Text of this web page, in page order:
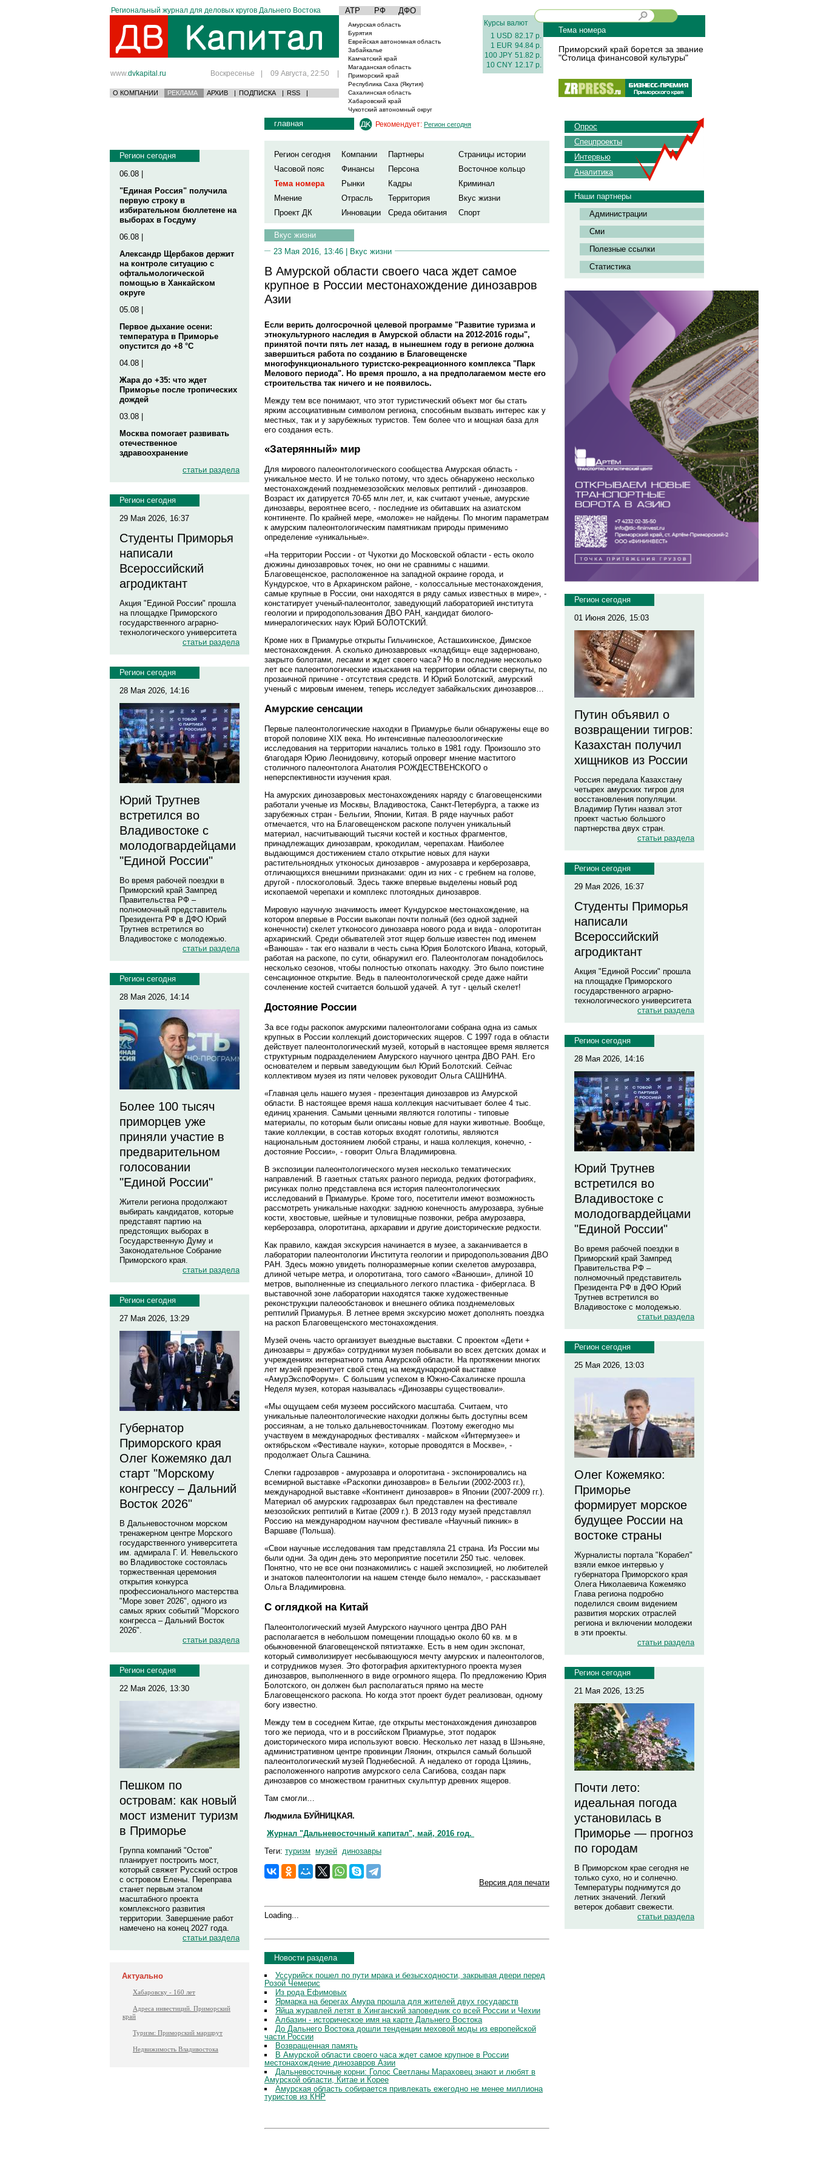
Региональный журнал для деловых кругов Дальнего Востока АТР РФ ДФО
www.dvkapital.ru Воскресенье | 09 Августа, 22:50 |
О КОМПАНИИ РЕКЛАМА АРХИВ | ПОДПИСКА | RSS |
Амурская область
Бурятия
Еврейская автономная область
Забайкалье
Камчатский край
Магаданская область
Приморский край
Республика Саха (Якутия)
Сахалинская область
Хабаровский край
Чукотский автономный округ
Курсы валют
1 USD 82.17 р.
1 EUR 94.84 р.
100 JPY 51.82 р.
10 CNY 12.17 р.
Тема номера
Приморский край борется за звание
"Столица финансовой культуры"
Регион сегодня
06.08 |
"Единая Россия" получила
первую строку в
избирательном бюллетене на
выборах в Госдуму
06.08 |
Александр Щербаков держит
на контроле ситуацию с
офтальмологической
помощью в Ханкайском
округе
05.08 |
Первое дыхание осени:
температура в Приморье
опустится до +8 °C
04.08 |
Жара до +35: что ждет
Приморье после тропических
дождей
03.08 |
Москва помогает развивать
отечественное
здравоохранение
статьи раздела
Регион сегодня
29 Мая 2026, 16:37
Студенты Приморья
написали
Всероссийский
агродиктант
Акция "Единой России" прошла
на площадке Приморского
государственного аграрно-
технологического университета
статьи раздела
Регион сегодня
28 Мая 2026, 14:16
Юрий Трутнев
встретился во
Владивостоке с
молодогвардейцами
"Единой России"
Во время рабочей поездки в
Приморский край Зампред
Правительства РФ –
полномочный представитель
Президента РФ в ДФО Юрий
Трутнев встретился во
Владивостоке с молодежью.
статьи раздела
Регион сегодня
28 Мая 2026, 14:14
Более 100 тысяч
приморцев уже
приняли участие в
предварительном
голосовании
"Единой России"
Жители региона продолжают
выбирать кандидатов, которые
представят партию на
предстоящих выборах в
Государственную Думу и
Законодательное Собрание
Приморского края.
статьи раздела
Регион сегодня
27 Мая 2026, 13:29
Губернатор
Приморского края
Олег Кожемяко дал
старт "Морскому
конгрессу – Дальний
Восток 2026"
В Дальневосточном морском
тренажерном центре Морского
государственного университета
им. адмирала Г. И. Невельского
во Владивостоке состоялась
торжественная церемония
открытия конкурса
профессионального мастерства
"Море зовет 2026", одного из
самых ярких событий "Морского
конгресса – Дальний Восток
2026".
статьи раздела
Регион сегодня
22 Мая 2026, 13:30
Пешком по
островам: как новый
мост изменит туризм
в Приморье
Группа компаний "Остов"
планирует построить мост,
который свяжет Русский остров
с островом Елены. Переправа
станет первым этапом
масштабного проекта
комплексного развития
территории. Завершение работ
намечено на конец 2027 года.
статьи раздела
Актуально
Хабаровску - 160 лет
Адреса инвестиций. Приморский
край
Туризм: Приморский маршрут
Недвижимость Владивостока
главная Рекомендует: Регион сегодня
Регион сегодня Компании Партнеры
Страницы истории
Часовой пояс
Финансы Персона
Восточное кольцо
Тема номера
Рынки Кадры
Криминал
Мнение
Отрасль Территория
Вкус жизни
Проект ДК
Инновации Среда обитания Спорт
Вкус жизни
23 Мая 2016, 13:46 | Вкус жизни
В Амурской области своего часа ждет самое
крупное в России местонахождение динозавров
Азии
Если верить долгосрочной целевой программе "Развитие туризма и
этнокультурного наследия в Амурской области на 2012-2016 годы",
принятой почти пять лет назад, в нынешнем году в регионе должна
завершиться работа по созданию в Благовещенске
многофункционального туристско-рекреационного комплекса "Парк
Мелового периода". Но время прошло, а на предполагаемом месте его
строительства так ничего и не появилось.
Между тем все понимают, что этот туристический объект мог бы стать
ярким ассоциативным символом региона, способным вызвать интерес как у
местных, так и у зарубежных туристов. Тем более что и мощная база для
его создания есть.
«Затерянный» мир
Для мирового палеонтологического сообщества Амурская область -
уникальное место. И не только потому, что здесь обнаружено несколько
местонахождений позднемезозойских меловых рептилий - динозавров.
Возраст их датируется 70-65 млн лет, и, как считают ученые, амурские
динозавры, вероятнее всего, - последние из обитавших на азиатском
континенте. По крайней мере, «моложе» не найдены. По многим параметрам
к амурским палеонтологическим памятникам природы применимо
определение «уникальные».
«На территории России - от Чукотки до Московской области - есть около
дюжины динозавровых точек, но они не сравнимы с нашими.
Благовещенское, расположенное на западной окраине города, и
Кундурское, что в Архаринском районе, - колоссальные местонахождения,
самые крупные в России, они находятся в ряду самых известных в мире», -
констатирует ученый-палеонтолог, заведующий лабораторией института
геологии и природопользования ДВО РАН, кандидат биолого-
минералогических наук Юрий БОЛОТСКИЙ.
Кроме них в Приамурье открыты Гильчинское, Асташихинское, Димское
местонахождения. А сколько динозавровых «кладбищ» еще задерновано,
закрыто болотами, лесами и ждет своего часа? Но в последние несколько
лет все палеонтологические изыскания на территории области свернуты, по
прозаичной причине - отсутствия средств. И Юрий Болотский, амурский
ученый с мировым именем, теперь исследует забайкальских динозавров…
Амурские сенсации
Первые палеонтологические находки в Приамурье были обнаружены еще во
второй половине XIX века. Но интенсивные палеозоологические
исследования на территории начались только в 1981 году. Произошло это
благодаря Юрию Леонидовичу, который опроверг мнение маститого
столичного палеонтолога Анатолия РОЖДЕСТВЕНСКОГО о
неперспективности изучения края.
На амурских динозавровых местонахождениях наряду с благовещенскими
работали ученые из Москвы, Владивостока, Санкт-Петербурга, а также из
зарубежных стран - Бельгии, Японии, Китая. В ряде научных работ
отмечается, что на Благовещенском раскопе получен уникальный
материал, насчитывающий тысячи костей и костных фрагментов,
принадлежащих динозаврам, крокодилам, черепахам. Наиболее
выдающимся достижением стало открытие новых для науки
растительноядных утконосых динозавров - амурозавра и керберозавра,
отличающихся внешними признаками: один из них - с гребнем на голове,
другой - плоскоголовый. Здесь также впервые выделены новый род
ископаемой черепахи и комплекс плотоядных динозавров.
Мировую научную значимость имеет Кундурское местонахождение, на
котором впервые в России выкопан почти полный (без одной задней
конечности) скелет утконосого динозавра нового рода и вида - олоротитан
архаринский. Среди обывателей этот ящер больше известен под именем
«Ванюша» - так его назвали в честь сына Юрия Болотского Ивана, который,
работая на раскопе, по сути, обнаружил его. Палеонтологам понадобилось
несколько сезонов, чтобы полностью откопать находку. Это было поистине
сенсационное открытие. Ведь в палеонтологической среде даже найти
сочленение костей считается большой удачей. А тут - целый скелет!
Достояние России
За все годы раскопок амурскими палеонтологами собрана одна из самых
крупных в России коллекций доисторических ящеров. С 1997 года в области
действует палеонтологический музей, который в настоящее время является
структурным подразделением Амурского научного центра ДВО РАН. Его
основателем и первым заведующим был Юрий Болотский. Сейчас
коллективом музея из пяти человек руководит Ольга САШНИНА.
«Главная цель нашего музея - презентация динозавров из Амурской
области. В настоящее время наша коллекция насчитывает более 4 тыс.
единиц хранения. Самыми ценными являются голотипы - типовые
материалы, по которым были описаны новые для науки животные. Вообще,
такие коллекции, в состав которых входят голотипы, являются
национальным достоянием любой страны, и наша коллекция, конечно, -
достояние России», - говорит Ольга Владимировна.
В экспозиции палеонтологического музея несколько тематических
направлений. В газетных статьях разного периода, редких фотографиях,
рисунках полно представлена вся история палеонтологических
исследований в Приамурье. Кроме того, посетители имеют возможность
рассмотреть уникальные находки: заднюю конечность амурозавра, зубные
кости, хвостовые, шейные и туловищные позвонки, ребра амурозавра,
керберозавра, олоротитана, архаравии и другие доисторические редкости.
Как правило, каждая экскурсия начинается в музее, а заканчивается в
лаборатории палеонтологии Института геологии и природопользования ДВО
РАН. Здесь можно увидеть полноразмерные копии скелетов амурозавра,
длиной четыре метра, и олоротитана, того самого «Ванюши», длиной 10
метров, выполненные из специального легкого пластика - фибергласа. В
выставочной зоне лаборатории находятся также художественные
реконструкции палеообстановок и внешнего облика позднемеловых
рептилий Приамурья. В летнее время экскурсию может дополнять поездка
на раскоп Благовещенского местонахождения.
Музей очень часто организует выездные выставки. С проектом «Дети +
динозавры = дружба» сотрудники музея побывали во всех детских домах и
учреждениях интернатного типа Амурской области. На протяжении многих
лет музей презентует свой стенд на международной выставке
«АмурЭкспоФорум». С большим успехом в Южно-Сахалинске прошла
Неделя музея, которая называлась «Динозавры существовали».
«Мы ощущаем себя музеем российского масштаба. Считаем, что
уникальные палеонтологические находки должны быть доступны всем
россиянам, а не только дальневосточникам. Поэтому ежегодно мы
участвуем в международных фестивалях - майском «Интермузее» и
октябрьском «Фестивале науки», которые проводятся в Москве», -
продолжает Ольга Сашнина.
Слепки гадрозавров - амурозавра и олоротитана - экспонировались на
всемирной выставке «Раскопки динозавров» в Бельгии (2002-2003 гг.),
международной выставке «Континент динозавров» в Японии (2007-2009 гг.).
Материал об амурских гадрозаврах был представлен на фестивале
мезозойских рептилий в Китае (2009 г.). В 2013 году музей представлял
Россию на международном научном фестивале «Научный пикник» в
Варшаве (Польша).
«Свои научные исследования там представляла 21 страна. Из России мы
были одни. За один день это мероприятие посетили 250 тыс. человек.
Понятно, что не все они познакомились с нашей экспозицией, но любителей
и знатоков палеонтологии на нашем стенде было немало», - рассказывает
Ольга Владимировна.
С оглядкой на Китай
Палеонтологический музей Амурского научного центра ДВО РАН
располагается в небольшом помещении площадью около 60 кв. м в
обыкновенной благовещенской пятиэтажке. Есть в нем один экспонат,
который символизирует несбывающуюся мечту амурских и палеонтологов,
и сотрудников музея. Это фотография архитектурного проекта музея
динозавров, выполненного в виде огромного ящера. По предложению Юрия
Болотского, он должен был располагаться прямо на месте
Благовещенского раскопа. Но когда этот проект будет реализован, одному
богу известно.
Между тем в соседнем Китае, где открыты местонахождения динозавров
того же периода, что и в российском Приамурье, этот подарок
доисторического мира используют вовсю. Несколько лет назад в Шэньяне,
административном центре провинции Ляонин, открылся самый большой
палеонтологический музей Поднебесной. А недалеко от города Цзяинь,
расположенного напротив амурского села Сагибова, создан парк
динозавров со множеством гранитных скульптур древних ящеров.
Там смогли…
Людмила БУЙНИЦКАЯ.
Журнал "Дальневосточный капитал", май, 2016 год.
Теги: туризм музей динозавры
Версия для печати
Loading...
Новости раздела
Уссурийск пошел по пути мрака и безысходности, закрывая двери перед
Розой Чемерис
Из рода Ефимовых
Ярмарка на берегах Амура прошла для жителей двух государств
Яйца журавлей летят в Хинганский заповедник со всей России и Чехии
Албазин - историческое имя на карте Дальнего Востока
До Дальнего Востока дошли тенденции меховой моды из европейской
части России
Возвращенная память
В Амурской области своего часа ждет самое крупное в России
местонахождение динозавров Азии
Дальневосточные корни: Голос Светланы Мараховец знают и любят в
Амурской области, Китае и Корее
Амурская область собирается привлекать ежегодно не менее миллиона
туристов из КНР
Опрос
Спецпроекты
Интервью
Аналитика
Наши партнеры
Администрации
Сми
Полезные ссылки
Статистика
Регион сегодня
01 Июня 2026, 15:03
Путин объявил о
возвращении тигров:
Казахстан получил
хищников из России
Россия передала Казахстану
четырех амурских тигров для
восстановления популяции.
Владимир Путин назвал этот
проект частью большого
партнерства двух стран.
статьи раздела
Регион сегодня
29 Мая 2026, 16:37
Студенты Приморья
написали
Всероссийский
агродиктант
Акция "Единой России" прошла
на площадке Приморского
государственного аграрно-
технологического университета
статьи раздела
Регион сегодня
28 Мая 2026, 14:16
Юрий Трутнев
встретился во
Владивостоке с
молодогвардейцами
"Единой России"
Во время рабочей поездки в
Приморский край Зампред
Правительства РФ –
полномочный представитель
Президента РФ в ДФО Юрий
Трутнев встретился во
Владивостоке с молодежью.
статьи раздела
Регион сегодня
25 Мая 2026, 13:03
Олег Кожемяко:
Приморье
формирует морское
будущее России на
востоке страны
Журналисты портала "Корабел"
взяли емкое интервью у
губернатора Приморского края
Олега Николаевича Кожемяко
Глава региона подробно
поделился своим видением
развития морских отраслей
региона и включении молодежи
в эти проекты.
статьи раздела
Регион сегодня
21 Мая 2026, 13:25
Почти лето:
идеальная погода
установилась в
Приморье — прогноз
по городам
В Приморском крае сегодня не
только сухо, но и солнечно.
Температуры поднимутся до
летних значений. Легкий
ветерок добавит свежести.
статьи раздела